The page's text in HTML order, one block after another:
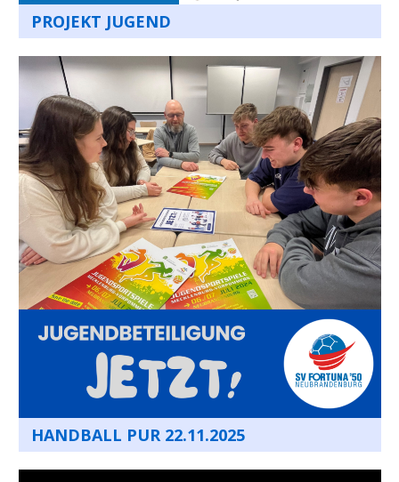
PROJEKT JUGEND
HANDBALL PUR 22.11.2025